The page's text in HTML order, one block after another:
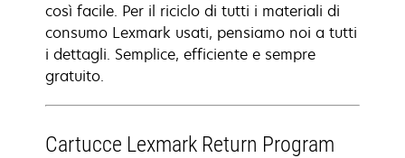
così facile. Per il riciclo di tutti i materiali di
consumo Lexmark usati, pensiamo noi a tutti
i dettagli. Semplice, efficiente e sempre
gratuito.
Cartucce Lexmark Return Program